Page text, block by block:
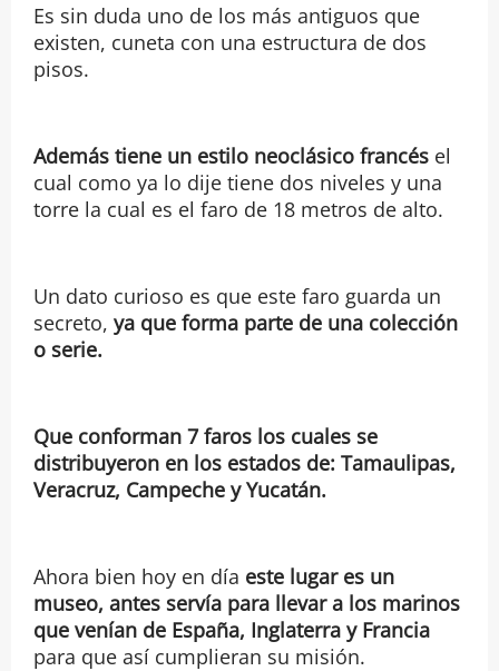
Es sin duda uno de los más antiguos que
existen, cuneta con una estructura de dos
pisos.
Además tiene un estilo neoclásico francésel
cual como ya lo dije tiene dos niveles y una
torre la cual es el faro de 18 metros de alto.
Un dato curioso es que este faro guarda un
secreto, ya que forma parte de una colección
o serie.
Que conforman 7 faros los cuales se
distribuyeron en los estados de: Tamaulipas,
Veracruz, Campeche y Yucatán.
Ahora bien hoy en día este lugar es un
museo, antes servía para llevar a los marinos
que venían de España, Inglaterra y Francia
para que así cumplieran su misión.